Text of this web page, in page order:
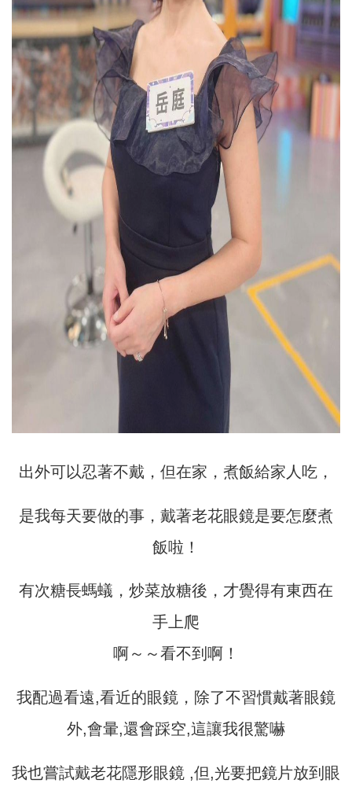
出外可以忍著不戴，但在家，煮飯給家人吃，
是我每天要做的事，戴著老花眼鏡是要怎麼煮
飯啦！
有次糖長螞蟻，炒菜放糖後，才覺得有東西在
手上爬
啊～～看不到啊！
我配過看遠,看近的眼鏡，除了不習慣戴著眼鏡
外,會暈,還會踩空,這讓我很驚嚇
我也嘗試戴老花隱形眼鏡 ,但,光要把鏡片放到眼